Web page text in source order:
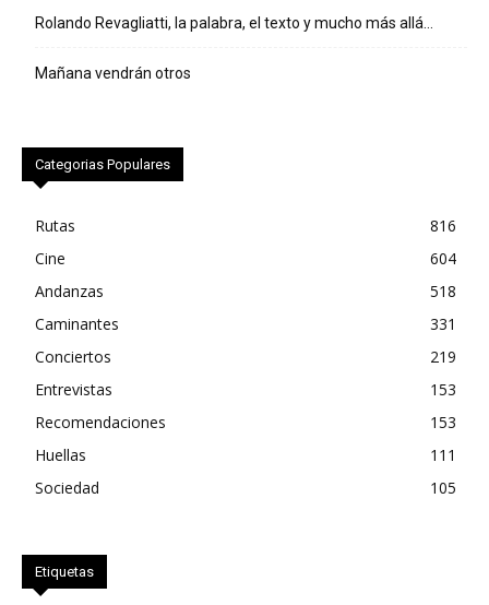
Rolando Revagliatti, la palabra, el texto y mucho más allá…
Mañana vendrán otros
Categorias Populares
Rutas
816
Cine
604
Andanzas
518
Caminantes
331
Conciertos
219
Entrevistas
153
Recomendaciones
153
Huellas
111
Sociedad
105
Etiquetas